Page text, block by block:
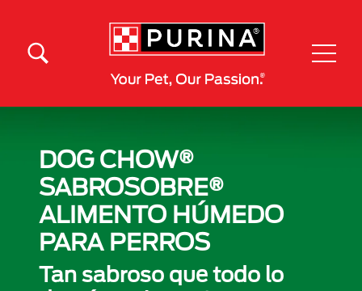
DOG CHOW®
SABROSOBRE®
ALIMENTO HÚMEDO
PARA PERROS
Tan sabroso que todo lo